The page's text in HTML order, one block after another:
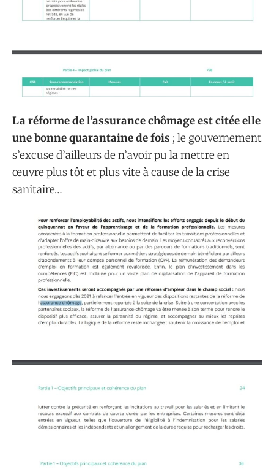
La réforme de l’assurance chômage est citée elle
une bonne quarantaine de fois ; le gouvernement
s’excuse d’ailleurs de n’avoir pu la mettre en
œuvre plus tôt et plus vite à cause de la crise
sanitaire…